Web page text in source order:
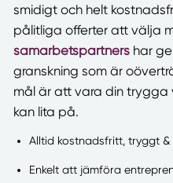
smidigt och helt
pålitliga offerter att välja
samarbetspartnershar
granskning som är
mål är att vara din trygga
kan lita på.
Alltid kostnadsfritt, tryggt &
Enkelt att jämföra